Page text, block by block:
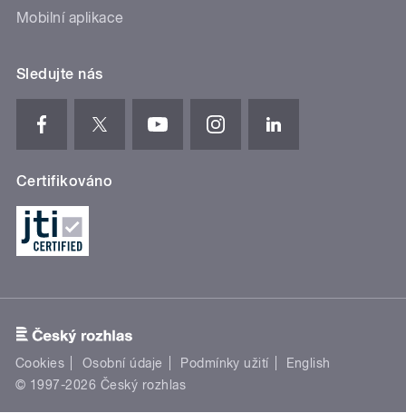
Mobilní aplikace
Sledujte nás
Certifikováno
Cookies Osobní údaje Podmínky užití
English
© 1997-2026 Český rozhlas